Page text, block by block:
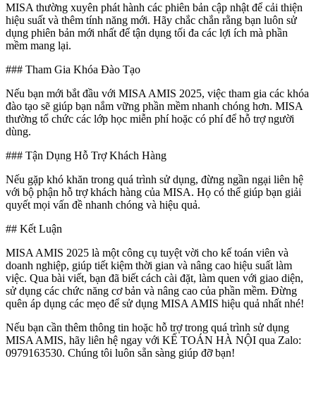
MISA thường xuyên phát hành các phiên bản cập nhật để cải thiện
hiệu suất và thêm tính năng mới. Hãy chắc chắn rằng bạn luôn sử
dụng phiên bản mới nhất để tận dụng tối đa các lợi ích mà phần
mềm mang lại.
### Tham Gia Khóa Đào Tạo
Nếu bạn mới bắt đầu với MISA AMIS 2025, việc tham gia các khóa
đào tạo sẽ giúp bạn nắm vững phần mềm nhanh chóng hơn. MISA
thường tổ chức các lớp học miễn phí hoặc có phí để hỗ trợ người
dùng.
### Tận Dụng Hỗ Trợ Khách Hàng
Nếu gặp khó khăn trong quá trình sử dụng, đừng ngần ngại liên hệ
với bộ phận hỗ trợ khách hàng của MISA. Họ có thể giúp bạn giải
quyết mọi vấn đề nhanh chóng và hiệu quả.
## Kết Luận
MISA AMIS 2025 là một công cụ tuyệt vời cho kế toán viên và
doanh nghiệp, giúp tiết kiệm thời gian và nâng cao hiệu suất làm
việc. Qua bài viết, bạn đã biết cách cài đặt, làm quen với giao diện,
sử dụng các chức năng cơ bản và nâng cao của phần mềm. Đừng
quên áp dụng các mẹo để sử dụng MISA AMIS hiệu quả nhất nhé!
Nếu bạn cần thêm thông tin hoặc hỗ trợ trong quá trình sử dụng
MISA AMIS, hãy liên hệ ngay với KẾ TOÁN HÀ NỘI qua Zalo:
0979163530. Chúng tôi luôn sẵn sàng giúp đỡ bạn!